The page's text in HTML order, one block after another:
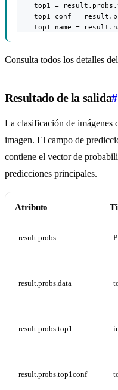
top1 =
top1_conf =
top1_name =
Consulta todos los detalles
Resultado de la salida#
La clasificación de imágenes
imagen. El campo de
contiene el vector de
predicciones principales.
Atributo
result.probs
result.probs.data
result.probs.top1
result.probs.top1conf